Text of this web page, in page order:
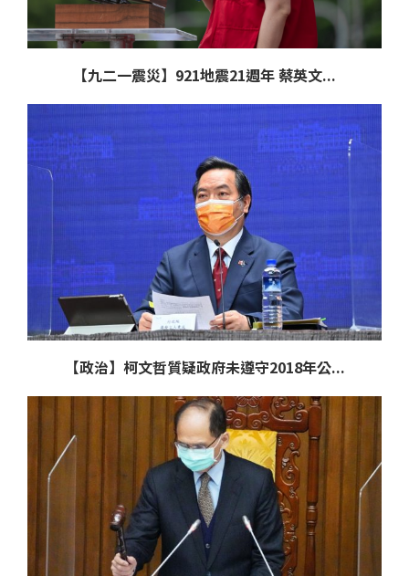
【九二一震災】921地震21週年 蔡英文...
【政治】柯文哲質疑政府未遵守2018年公...